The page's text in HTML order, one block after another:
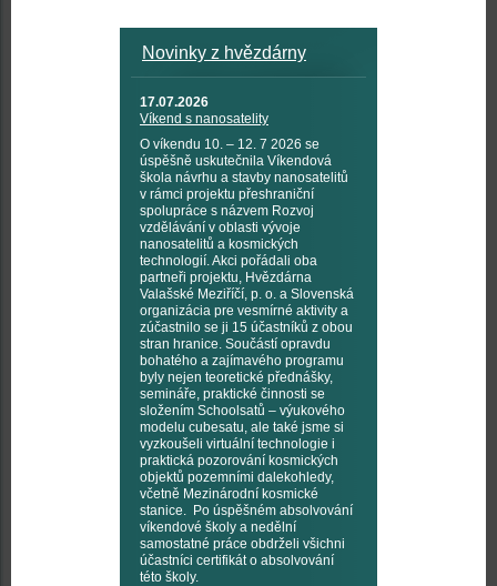
Novinky z hvězdárny
17.07.2026
Víkend s nanosatelity
O víkendu 10. – 12. 7 2026 se
úspěšně uskutečnila Víkendová
škola návrhu a stavby nanosatelitů
v rámci projektu přeshraniční
spolupráce s názvem Rozvoj
vzdělávání v oblasti vývoje
nanosatelitů a kosmických
technologií. Akci pořádali oba
partneři projektu, Hvězdárna
Valašské Meziříčí, p. o. a Slovenská
organizácia pre vesmírné aktivity a
zúčastnilo se ji 15 účastníků z obou
stran hranice. Součástí opravdu
bohatého a zajímavého programu
byly nejen teoretické přednášky,
semináře, praktické činnosti se
složením Schoolsatů – výukového
modelu cubesatu, ale také jsme si
vyzkoušeli virtuální technologie i
praktická pozorování kosmických
objektů pozemními dalekohledy,
včetně Mezinárodní kosmické
stanice. Po úspěšném absolvování
víkendové školy a nedělní
samostatné práce obdrželi všichni
účastníci certifikát o absolvování
této školy.